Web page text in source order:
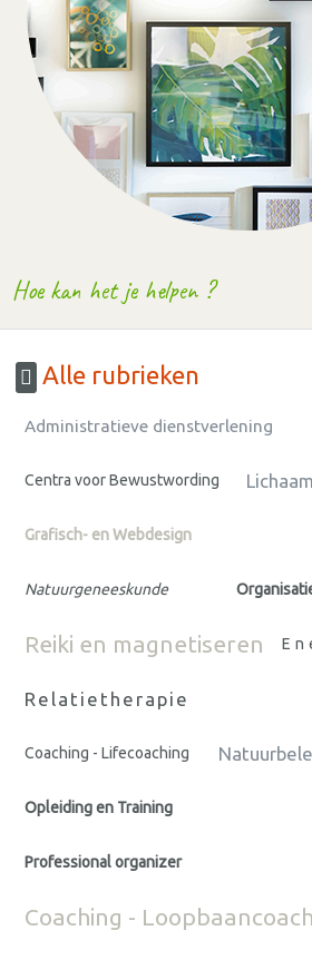
Hoe kan het je helpen ?
Alle rubrieken
Administratieve dienstverlening
Centra voor Bewustwording
Grafisch- en Webdesign
Natuurgeneeskunde
Reiki en magnetiseren
Relatietherapie
Coaching - Lifecoaching
Opleiding en Training
Professional organizer
Coaching -